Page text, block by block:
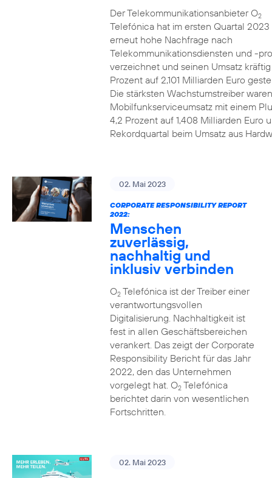
Der Telekommunikationsanbieter O2
Telefónica hat im ersten Quartal 2023
erneut hohe Nachfrage nach
Telekommunikationsdiensten und -
verzeichnet und seinen Umsatz
Prozent auf 2,101 Milliarden Euro
Die stärksten Wachstumstreiber
Mobilfunkserviceumsatz mit einem
4,2 Prozent auf 1,408 Milliarden Euro
Rekordquartal beim Umsatz aus
02. Mai 2023
CORPORATE RESPONSIBILITY REPORT
2022:
Menschen
zuverlässig,
nachhaltig und
inklusiv verbinden
O2Telefónica ist der Treiber einer
verantwortungsvollen
Digitalisierung. Nachhaltigkeit ist
fest in allen Geschäftsbereichen
verankert. Das zeigt der Corporate
Responsibility Bericht für das Jahr
2022, den das Unternehmen
vorgelegt hat. O2Telefónica
berichtet darin von wesentlichen
Fortschritten.
02. Mai 2023